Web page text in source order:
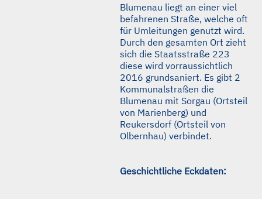
Blumenau liegt an einer viel
befahrenen Straße, welche oft
für Umleitungen genutzt wird.
Durch den gesamten Ort zieht
sich die Staatsstraße 223
diese wird vorraussichtlich
2016 grundsaniert. Es gibt 2
Kommunalstraßen die
Blumenau mit Sorgau (Ortsteil
von Marienberg) und
Reukersdorf (Ortsteil von
Olbernhau) verbindet.
Geschichtliche Eckdaten: